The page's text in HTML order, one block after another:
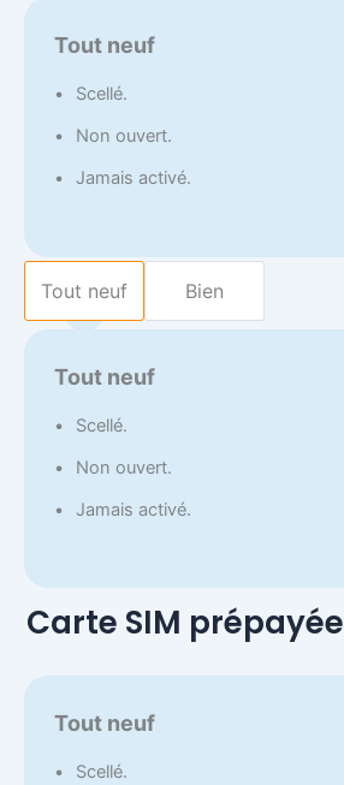
Tout neuf
Scellé.
Non ouvert.
Jamais activé.
Tout neuf Bien
Tout neuf
Scellé.
Non ouvert.
Jamais activé.
Carte SIM prépayée
Tout neuf
Scellé.